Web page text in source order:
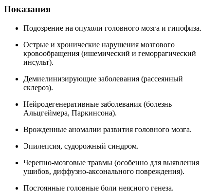
Показания
Подозрение на опухоли головного мозга и гипофиза.
Острые и хронические нарушения мозгового
кровообращения (ишемический и геморрагический
инсульт).
Демиелинизирующие заболевания (рассеянный
склероз).
Нейродегенеративные заболевания (болезнь
Альцгеймера, Паркинсона).
Врожденные аномалии развития головного мозга.
Эпилепсия, судорожный синдром.
Черепно-мозговые травмы (особенно для выявления
ушибов, диффузно-аксонального повреждения).
Постоянные головные боли неясного генеза.